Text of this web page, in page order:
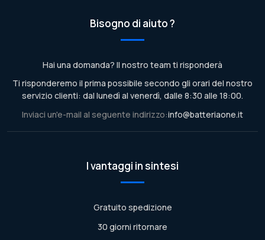
Bisogno di aiuto ?
Hai una domanda? Il nostro team ti risponderà
Ti risponderemo il prima possibile secondo gli orari del nostro
servizio clienti: dal lunedì al venerdì, dalle 8:30 alle 18:00.
Inviaci un'e-mail al seguente indirizzo:info@batteriaone.it
I vantaggi in sintesi
Gratuito spedizione
30 giorni ritornare